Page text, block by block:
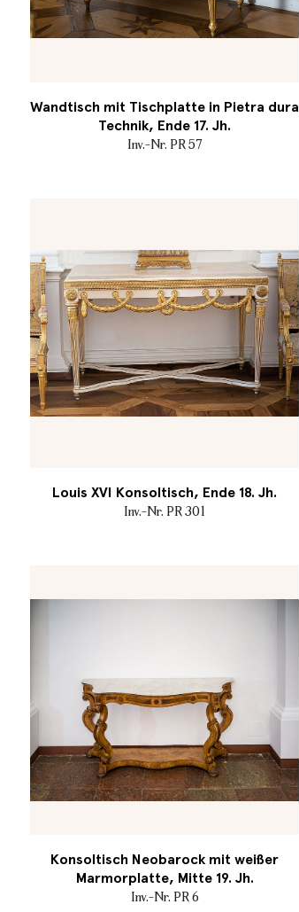
Wandtisch mit Tischplatte in Pietra dura
Technik, Ende 17. Jh.
Inv.-Nr. PR 57
Louis XVI Konsoltisch, Ende 18. Jh.
Inv.-Nr. PR 301
Konsoltisch Neobarock mit weißer
Marmorplatte, Mitte 19. Jh.
Inv.-Nr. PR 6